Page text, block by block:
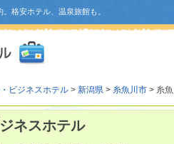
格安ホテル、温泉旅館も。
ビジネスホテル > 新潟県 > 糸魚川市 > 糸
ネスホテル